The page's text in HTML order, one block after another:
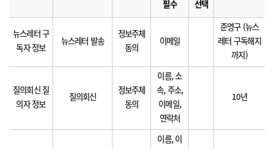
필수
선택
뉴스레터 구
독자 정보
뉴스레터 발송
정보주체
동의
이메일
준영구 (뉴스
레터 구독해지
까지)
질의회신 질
의자 정보
질의회신
정보주체
동의
이름, 소
속, 주소,
이메일,
연락처
10년
이름, 이